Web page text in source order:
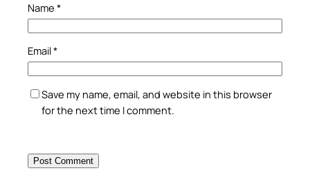
Name *
Email*
Save my name, email, and website in this browser
for the next time I comment.